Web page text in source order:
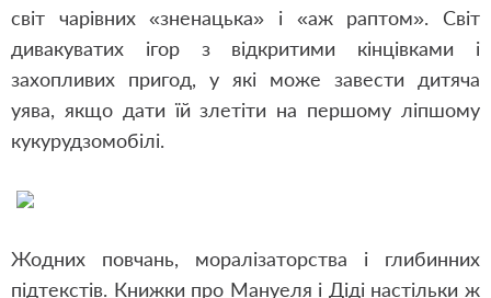
світ чарівних «зненацька» і «аж раптом». Світ
дивакуватих ігор з відкритими кінцівками і
захопливих пригод, у які може завести дитяча
уява, якщо дати їй злетіти на першому ліпшому
кукурудзомобілі.
Жодних повчань, моралізаторства і глибинних
підтекстів. Книжки про Мануеля і Діді настільки ж